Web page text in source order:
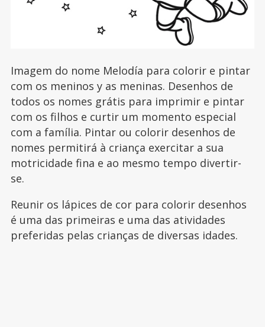
Imagem do nome Melodía para colorir e pintar
com os meninos y as meninas. Desenhos de
todos os nomes grátis para imprimir e pintar
com os filhos e curtir um momento especial
com a família. Pintar ou colorir desenhos de
nomes permitirá à criança exercitar a sua
motricidade fina e ao mesmo tempo divertir-
se.
Reunir os lápices de cor para colorir desenhos
é uma das primeiras e uma das atividades
preferidas pelas crianças de diversas idades.